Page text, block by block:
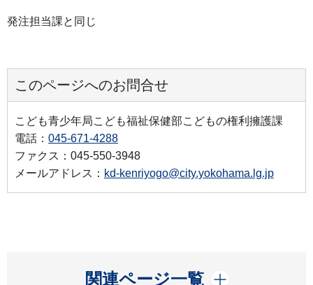
発注担当課と同じ
このページへのお問合せ
こども青少年局こども福祉保健部こどもの権利擁護課
電話： 045-671-4288
ファクス：045-550-3948
メールアドレス： kd-kenriyogo@city.yokohama.lg.jp
関連ページ一覧
開く